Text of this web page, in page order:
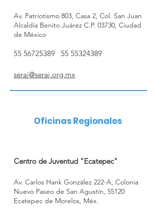
Av. Patriotismo 803, Casa 2, Col. San Juan
Alcaldía Benito Juárez C.P. 03730, Ciudad
de México
55 56725389 55 55324389
seraj@seraj.org.mx
Oficinas Regionales
Centro de Juventud "Ecatepec"
Av. Carlos Hank González 222-A, Colonia
Nuevo Paseo de San Agustín, 55120
Ecatepec de Morelos, Méx.